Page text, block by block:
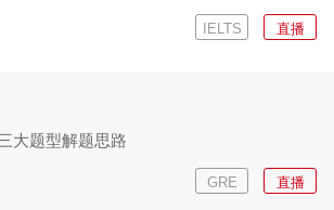
IELTS 直播
大题型解题思路
GRE 直播